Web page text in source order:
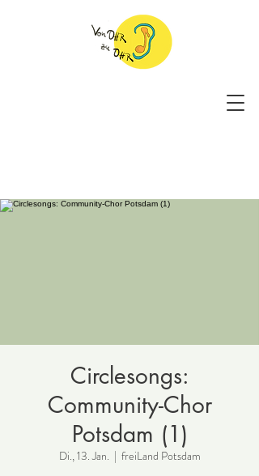
Circlesongs:
Community-Chor
Potsdam (1)
Di., 13. Jan.
  |
freiLand Potsdam